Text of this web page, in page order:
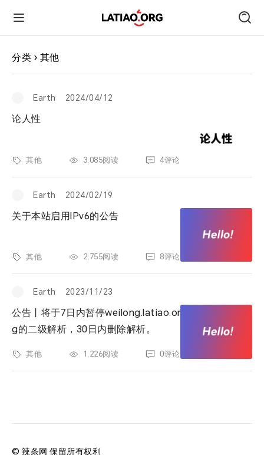
首页
技术
旅行
友邻
分类 › 其他
Earth 2024/04/12
论人性
其他 3,085阅读 4评论
Earth 2024/02/19
关于本站启用IPv6的公告
其他 2,755阅读 8评论
Earth 2023/11/23
公告丨将于7日内暂停weilong.latiao.or
g的二级解析，30日内删除解析。
其他 1,226阅读 0评论
© 辣条网 保留所有权利